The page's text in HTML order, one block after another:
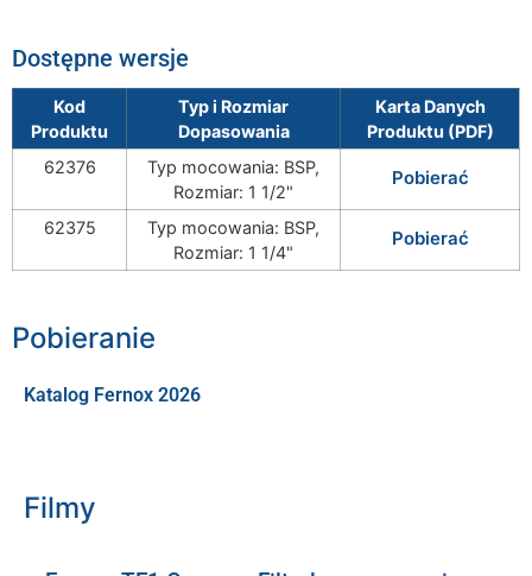
Dostępne wersje
Kod
Produktu
Typ i Rozmiar
Dopasowania
Karta Danych
Produktu (PDF)
62376
Typ mocowania: BSP,
Rozmiar: 1 1/2"
Pobierać
62375
Typ mocowania: BSP,
Rozmiar: 1 1/4"
Pobierać
Pobieranie
Katalog Fernox 2026
Filmy